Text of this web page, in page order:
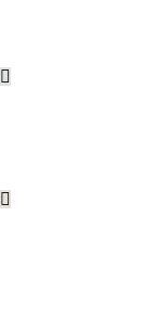

